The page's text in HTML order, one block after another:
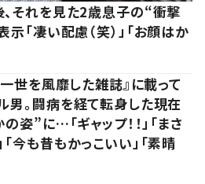
それを見た2歳息子の“衝撃
凄い配慮（笑）」「お顔はか
世を風靡した雑誌』に載って
男。闘病を経て転身した現在
姿”に…「ギャップ！！」「まさ
「今も昔もかっこいい」「素晴